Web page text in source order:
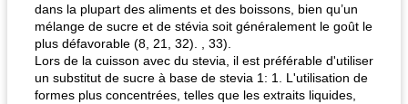
dans la plupart des aliments et des boissons, bien qu’un
mélange de sucre et de stévia soit généralement le goût le
plus défavorable (8, 21, 32). , 33).
Lors de la cuisson avec du stevia, il est préférable d'utiliser
un substitut de sucre à base de stevia 1: 1. L'utilisation de
formes plus concentrées, telles que les extraits liquides,